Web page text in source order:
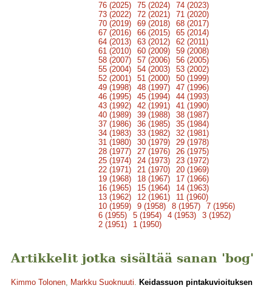
76 (2025) 75 (2024)
74 (2023)
73 (2022)
72 (2021)
71 (2020)
70 (2019)
69 (2018)
68 (2017)
67 (2016)
66 (2015)
65 (2014)
64 (2013)
63 (2012)
62 (2011)
61 (2010)
60 (2009)
59 (2008)
58 (2007)
57 (2006)
56 (2005)
55 (2004)
54 (2003)
53 (2002)
52 (2001)
51 (2000)
50 (1999)
49 (1998)
48 (1997)
47 (1996)
46 (1995)
45 (1994)
44 (1993)
43 (1992)
42 (1991)
41 (1990)
40 (1989)
39 (1988)
38 (1987)
37 (1986)
36 (1985)
35 (1984)
34 (1983)
33 (1982)
32 (1981)
31 (1980)
30 (1979)
29 (1978)
28 (1977)
27 (1976)
26 (1975)
25 (1974)
24 (1973)
23 (1972)
22 (1971)
21 (1970)
20 (1969)
19 (1968)
18 (1967)
17 (1966)
16 (1965)
15 (1964)
14 (1963)
13 (1962)
12 (1961)
11 (1960)
10 (1959)
9 (1958) 8 (1957)
7 (1956)
6 (1955)
5 (1954) 4 (1953)
3 (1952)
2 (1951)
1 (1950)
Artikkelit jotka sisältää sanan 'bog'
Kimmo Tolonen, Markku Suoknuuti. Keidassuon pintakuvioituksen